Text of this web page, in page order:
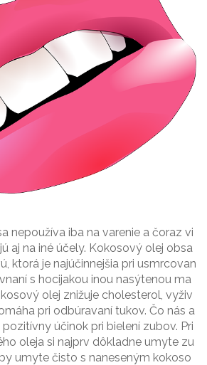
nepoužíva iba na varenie a čoraz vi
aj na iné účely. Kokosový olej obsa
ktorá je najúčinnejšia pri usmrcovan
s hocijakou inou nasýtenou ma
olej znižuje cholesterol, vyživ
pri odbúravaní tukov. Čo nás a
pozitívny účinok pri bielení zubov. Pri
oleja si najprv dôkladne umyte zu
umyte čisto s naneseným kokoso